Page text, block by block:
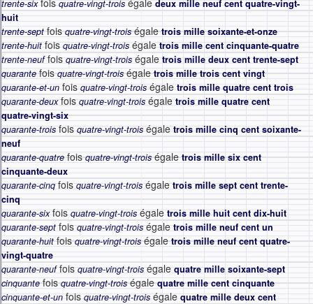
trente-sixfois quatre-vingt-trois égale deux mille neuf cent quatre-vingt-
huit
trente-septfoisquatre-vingt-troiségaletrois mille soixante-et-onze
trente-huit fois quatre-vingt-trois égale trois mille cent cinquante-quatre
trente-neuffois quatre-vingt-trois égale trois mille deux cent trente-sept
quarantefoisquatre-vingt-troiségaletrois mille trois cent vingt
quarante-et-un fois quatre-vingt-trois égale trois mille quatre cent trois
quarante-deuxfois quatre-vingt-trois égale trois mille quatre cent
quatre-vingt-six
quarante-trois fois quatre-vingt-trois égale trois mille cinq cent soixante-
neuf
quarante-quatrefoisquatre-vingt-troiségaletrois mille six cent
cinquante-deux
quarante-cinq fois quatre-vingt-trois égale trois mille sept cent trente-
cinq
quarante-sixfois quatre-vingt-trois égale trois mille huit cent dix-huit
quarante-sept fois quatre-vingt-trois égale trois mille neuf cent un
quarante-huitfoisquatre-vingt-troiségaletrois mille neuf cent quatre-
vingt-quatre
quarante-neuffois quatre-vingt-trois égale quatre mille soixante-sept
cinquantefoisquatre-vingt-troiségalequatre mille cent cinquante
cinquante-et-un fois quatre-vingt-trois égale quatre mille deux cent